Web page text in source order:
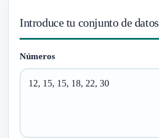
Introduce tu conjunto de datos
Números